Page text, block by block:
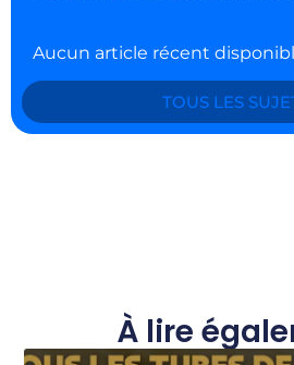
Aucun article récent
TOUS LES
À lire